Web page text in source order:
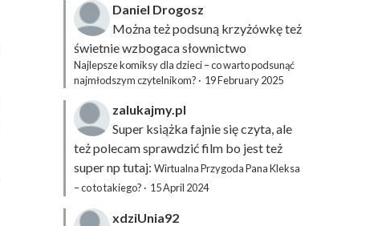
Daniel Drogosz
Można też podsuną krzyżówkęteż
świetnie wzbogaca słownictwo
Najlepsze komiksy dla dzieci – co warto podsunąć
najmłodszym czytelnikom? · 19 February 2025
zalukajmy.pl
Super książka fajnie się czyta, ale
też polecam sprawdzić film bo jest też
super np tutaj: Wirtualna Przygoda Pana Kleksa
– co to takiego? · 15 April 2024
xdziUnia92